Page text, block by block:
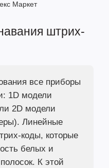
штрих-
все приборы
1D модели
2D модели
). Линейные
коды, которые
белых и
К этой